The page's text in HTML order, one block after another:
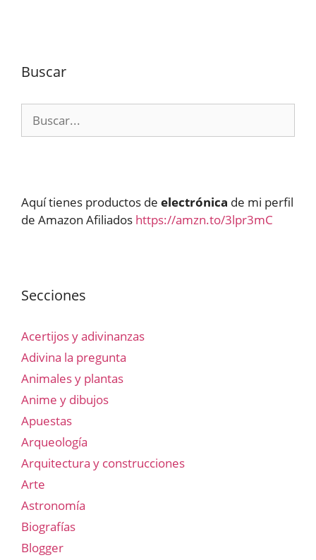
Buscar
Aquí tienes productos de electrónica de mi perfil
de Amazon Afiliados https://amzn.to/3lpr3mC
Secciones
Acertijos y adivinanzas
Adivina la pregunta
Animales y plantas
Anime y dibujos
Apuestas
Arqueología
Arquitectura y construcciones
Arte
Astronomía
Biografías
Blogger